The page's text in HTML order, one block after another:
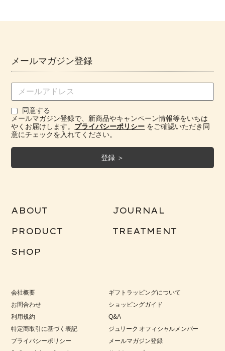
メールマガジン登録
同意する
メールマガジン登録で、新商品やキャンペーン情報等をいちは
やくお届けします。 プライバシーポリシー をご確認いただき同
意にチェックを入れてください。
ABOUT JOURNAL
PRODUCT TREATMENT
SHOP
会社概要
お問合わせ
利用規約
特定商取引に基づく表記
プライバシーポリシー
ギフトラッピングについて
ショッピングガイド
Q&A
ジュリーク オフィシャルメンバー
メールマガジン登録